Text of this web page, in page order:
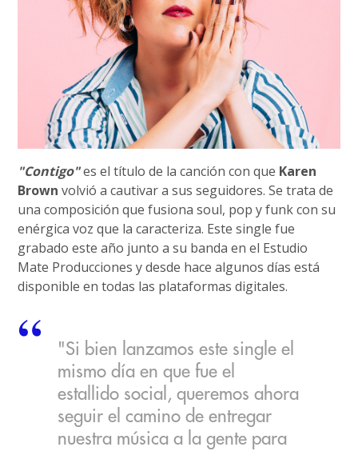
"Contigo"es el título de la canción con que Karen
Brown volvió a cautivar a sus seguidores. Se trata de
una composición que fusiona soul, pop y funk con su
enérgica voz que la caracteriza. Este single fue
grabado este año junto a su banda en el Estudio
Mate Producciones y desde hace algunos días está
disponible en todas las plataformas digitales.
"Si bien lanzamos este single el
mismo día en que fue el
estallido social, queremos ahora
seguir el camino de entregar
nuestra música a la gente para